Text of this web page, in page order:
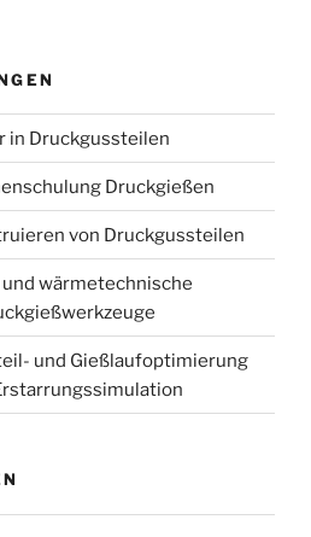
in Druckgussteilen
Druckgießen
von Druckgussteilen
wärmetechnische
und Gießlaufoptimierung